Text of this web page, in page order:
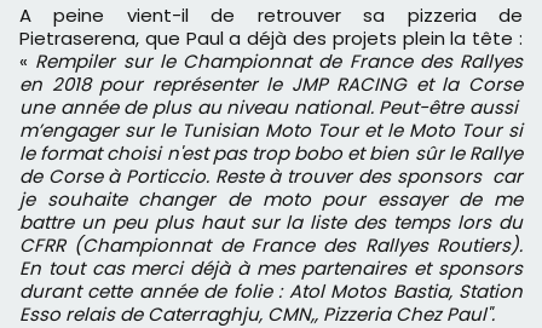
A peine vient-il de retrouver sa pizzeria de
Pietraserena, que Paul a déjà des projets plein la tête :
« Rempiler sur le Championnat de France des Rallyes
en 2018 pour représenter le JMP RACING et la Corse
une année de plus au niveau national. Peut-être aussi
m’engager sur le Tunisian Moto Tour et le Moto Tour si
le format choisi n'est pas trop bobo et bien sûr le Rallye
de Corse à Porticcio. Reste à trouver des sponsors car
je souhaite changer de moto pour essayer de me
battre un peu plus haut sur la liste des temps lors du
CFRR (Championnat de France des Rallyes Routiers).
En tout cas merci déjà à mes partenaires et sponsors
durant cette année de folie : Atol Motos Bastia, Station
Esso relais de Caterraghju, CMN,, Pizzeria Chez Paul".